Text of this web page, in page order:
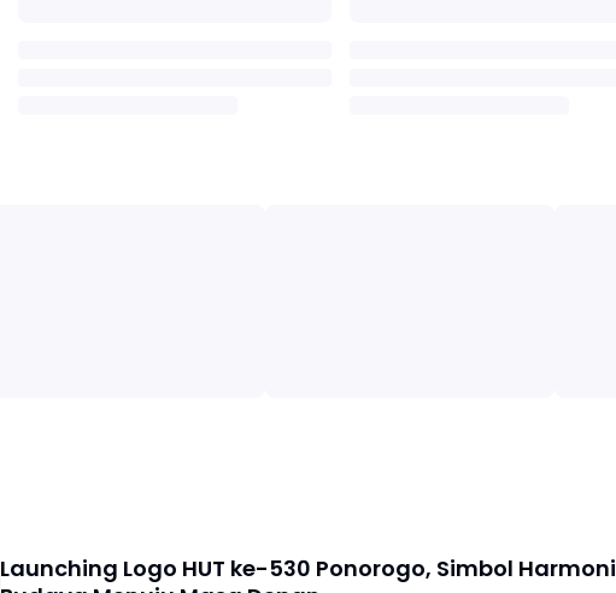
Launching Logo HUT ke-530 Ponorogo, Simbol Harmoni